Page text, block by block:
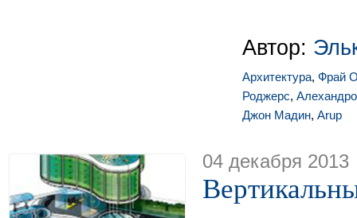
Автор:
Архитектура, Фрай
Роджерс,
Джон Мадин, Arup
04 декабря 2013